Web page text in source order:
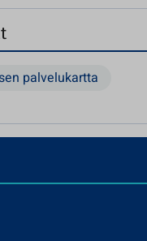
palvelukartta